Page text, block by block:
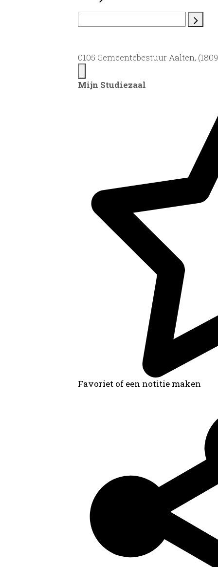
0105 Gemeentebestuur Aalten,
Mijn Studiezaal
Favoriet of een notitie maken